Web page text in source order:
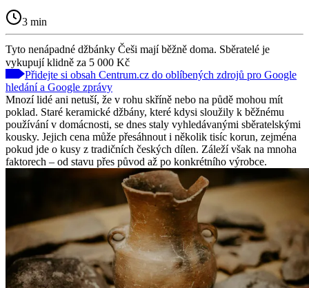
3 min
Tyto nenápadné džbánky Češi mají běžně doma. Sběratelé je
vykupují klidně za 5 000 Kč
Přidejte si obsah Centrum.cz do oblíbených zdrojů pro Google
hledání a Google zprávy
Mnozí lidé ani netuší, že v rohu skříně nebo na půdě mohou mít
poklad. Staré keramické džbány, které kdysi sloužily k běžnému
používání v domácnosti, se dnes staly vyhledávanými sběratelskými
kousky. Jejich cena může přesáhnout i několik tisíc korun, zejména
pokud jde o kusy z tradičních českých dílen. Záleží však na mnoha
faktorech – od stavu přes původ až po konkrétního výrobce.